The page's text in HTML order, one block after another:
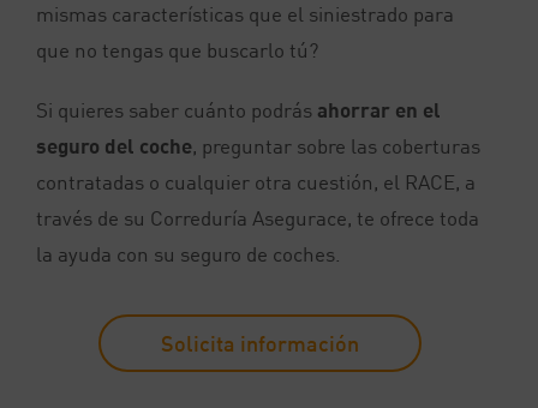
mismas características que el siniestrado para
que no tengas que buscarlo tú?
Si quieres saber cuánto podrás ahorrar en el
seguro del coche, preguntar sobre las coberturas
contratadas o cualquier otra cuestión, el RACE, a
través de su Correduría Asegurace, te ofrece toda
la ayuda con su seguro de coches.
Solicita información